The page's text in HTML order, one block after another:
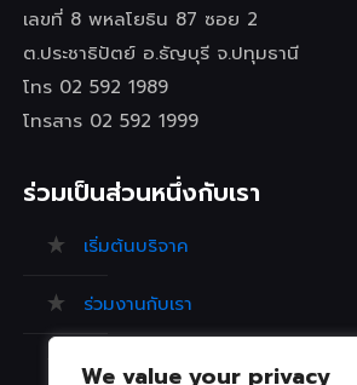
We value your privacy
เลขที่ 8 พหลโยธิน 87 ซอย 2
ต.ประชาธิปัตย์ อ.ธัญบุรี จ.ปทุมธานี
โทร 02 592 1989
โทรสาร 02 592 1999
ร่วมเป็นส่วนหนึ่งกับเรา
เริ่มต้นบริจาค
ร่วมงานกับเรา
ร้องเรียน/ข้อเสนอแนะ